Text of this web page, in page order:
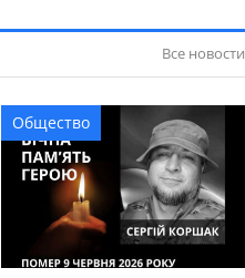
Все новости
Общество